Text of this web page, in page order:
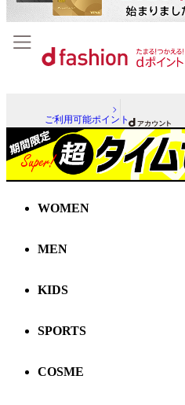
ご利用可能ポイント
WOMEN
MEN
KIDS
SPORTS
COSME